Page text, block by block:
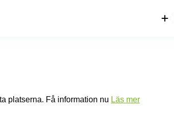
platserna. Få information nu Läs mer